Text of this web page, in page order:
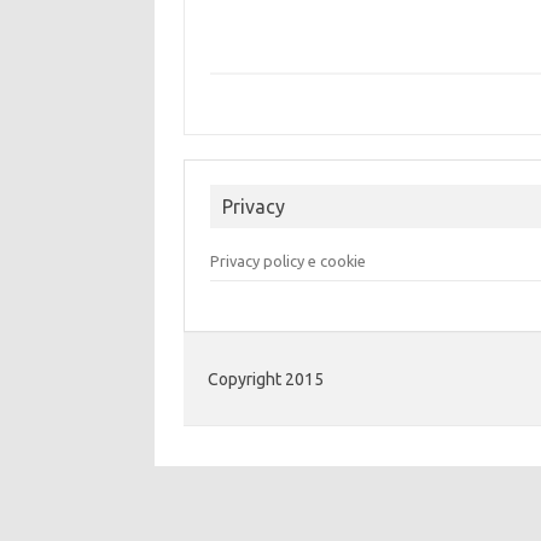
Privacy
Privacy policy e cookie
Copyright 2015